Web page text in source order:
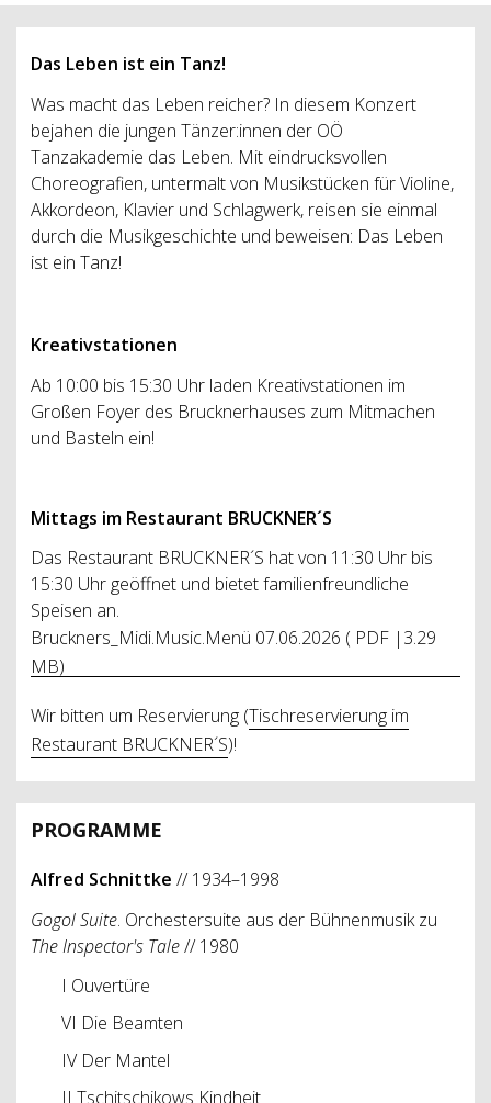
Das Leben ist ein Tanz!
Was macht das Leben reicher? In diesem Konzert
bejahen die jungen Tänzer:innen der OÖ
Tanzakademie das Leben. Mit eindrucksvollen
Choreografien, untermalt von Musikstücken für Violine,
Akkordeon, Klavier und Schlagwerk, reisen sie einmal
durch die Musikgeschichte und beweisen: Das Leben
ist ein Tanz!
Kreativstationen
Ab 10:00 bis 15:30 Uhr laden Kreativstationen im
Großen Foyer des Brucknerhauses zum Mitmachen
und Basteln ein!
Mittags im Restaurant BRUCKNER´S
Das Restaurant BRUCKNER´S hat von 11:30 Uhr bis
15:30 Uhr geöffnet und bietet familienfreundliche
Speisen an.
Bruckners_Midi.Music.Menü 07.06.2026 ( PDF |3.29
MB)
Wir bitten um Reservierung (Tischreservierung im
Restaurant BRUCKNER´S)!
PROGRAMME
Alfred Schnittke // 1934–1998
Gogol Suite. Orchestersuite aus der Bühnenmusik zu
The Inspector's Tale// 1980
I Ouvertüre
VI Die Beamten
IV Der Mantel
II Tschitschikows Kindheit